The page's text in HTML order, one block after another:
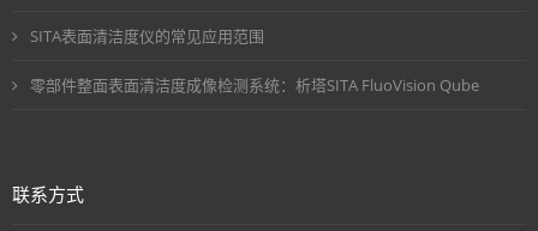
SITA表面清洁度仪的常见应用范围
零部件整面表面清洁度成像检测系统：析塔SITA FluoVision Qube
联系方式